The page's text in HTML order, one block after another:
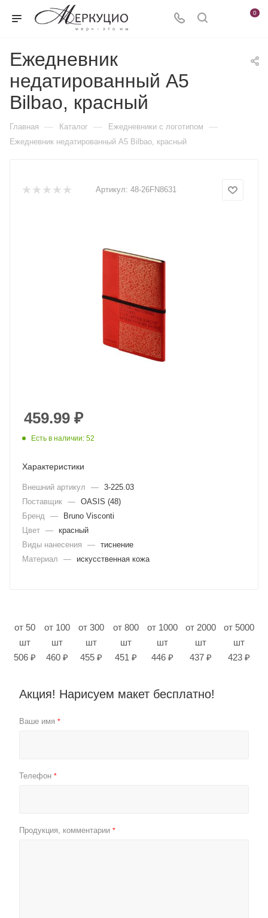
0
Ежедневник
недатированный А5
Bilbao, красный
Главная — Каталог — Ежедневники c логотипом —
Ежедневник недатированный А5 Bilbao, красный
Артикул: 48-26FN8631
459.99 ₽
Есть в наличии: 52
Характеристики
Внешний артикул — 3-225.03
Поставщик — OASIS (48)
Бренд
—
Bruno Visconti
Цвет — красный
Виды нанесения
— тиснение
Материал
— искусственная кожа
от 50
шт
506 ₽
от 100
шт
460 ₽
от 300
шт
455 ₽
от 800
шт
451 ₽
от 1000
шт
446 ₽
от 2000
шт
437 ₽
от 5000
шт
423 ₽
Акция! Нарисуем макет бесплатно!
Ваше имя *
Телефон *
Продукция, комментарии *